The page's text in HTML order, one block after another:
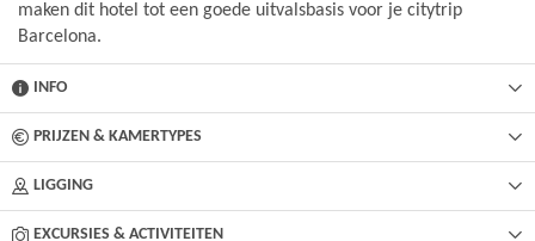
maken dit hotel tot een goede uitvalsbasis voor je citytrip
Barcelona.
INFO
PRIJZEN & KAMERTYPES
LIGGING
EXCURSIES & ACTIVITEITEN